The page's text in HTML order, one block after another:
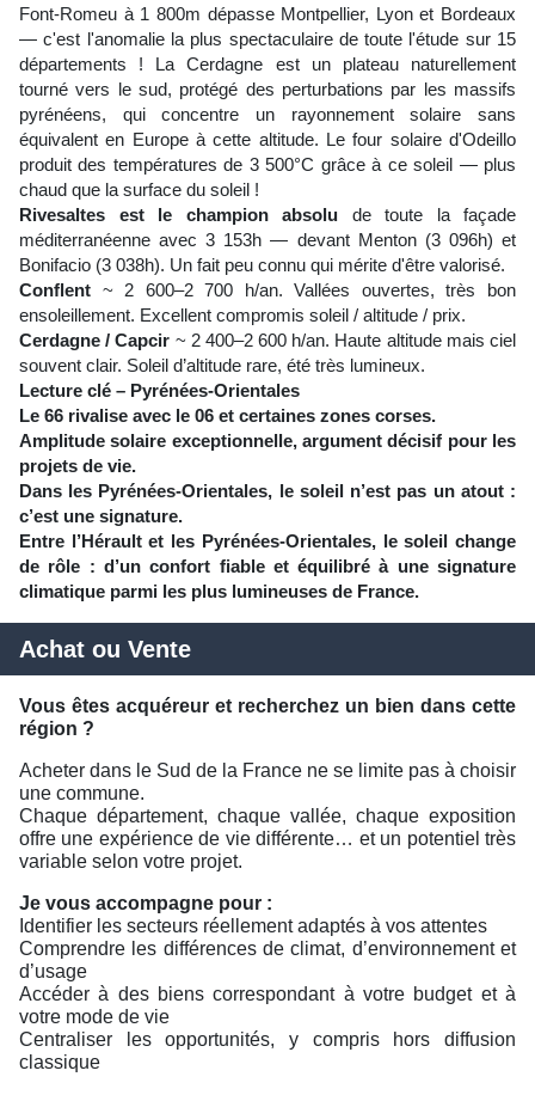
Font-Romeu à 1 800m dépasse Montpellier, Lyon et Bordeaux
— c'est l'anomalie la plus spectaculaire de toute l'étude sur 15
départements ! La Cerdagne est un plateau naturellement
tourné vers le sud, protégé des perturbations par les massifs
pyrénéens, qui concentre un rayonnement solaire sans
équivalent en Europe à cette altitude. Le four solaire d'Odeillo
produit des températures de 3 500°C grâce à ce soleil — plus
chaud que la surface du soleil !
Rivesaltes est le champion absolu de toute la façade
méditerranéenne avec 3 153h — devant Menton (3 096h) et
Bonifacio (3 038h). Un fait peu connu qui mérite d'être valorisé.
Conflent ~ 2 600–2 700 h/an. Vallées ouvertes, très bon
ensoleillement. Excellent compromis soleil / altitude / prix.
Cerdagne / Capcir ~ 2 400–2 600 h/an. Haute altitude mais ciel
souvent clair. Soleil d’altitude rare, été très lumineux.
Lecture clé – Pyrénées-Orientales
Le 66 rivalise avec le 06 et certaines zones corses.
Amplitude solaire exceptionnelle, argument décisif pour les
projets de vie.
Dans les Pyrénées-Orientales, le soleil n’est pas un atout :
c’est une signature.
Entre l’Hérault et les Pyrénées-Orientales, le soleil change
de rôle : d’un confort fiable et équilibré à une signature
climatique parmi les plus lumineuses de France.
Achat ou Vente
Vous êtes acquéreur et recherchez un bien dans cette
région ?
Acheter dans le Sud de la France ne se limite pas à choisir
une commune.
Chaque département, chaque vallée, chaque exposition
offre une expérience de vie différente… et un potentiel très
variable selon votre projet.
Je vous accompagne pour :
Identifier les secteurs réellement adaptés à vos attentes
Comprendre les différences de climat, d’environnement et
d’usage
Accéder à des biens correspondant à votre budget et à
votre mode de vie
Centraliser les opportunités, y compris hors diffusion
classique